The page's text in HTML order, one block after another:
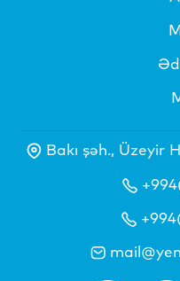
Bakı şəh., Üzeyir